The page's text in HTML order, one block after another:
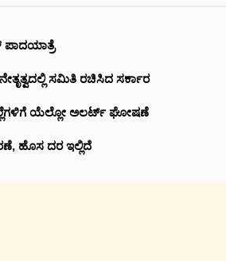
ಸಮಿತಿ ರಚಿಸಿದ ಸರ್ಕಾರ
ಯೆಲ್ಲೋ ಅಲರ್ಟ್ ಘೋಷಣೆ
ಹೊಸ ದರ ಇಲ್ಲಿದೆ